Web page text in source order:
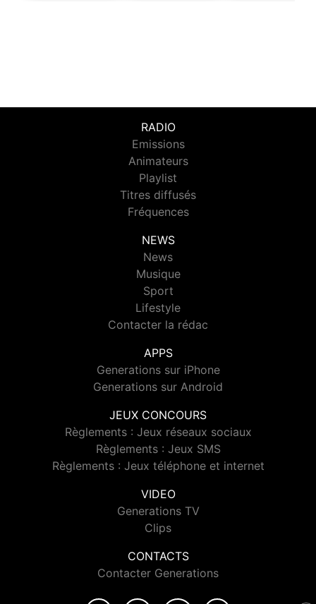
RADIO
Emissions
Animateurs
Playlist
Titres diffusés
Fréquences
NEWS
News
Musique
Sport
Lifestyle
Contacter la rédac
APPS
Generations sur iPhone
Generations sur Android
JEUX CONCOURS
Règlements : Jeux réseaux sociaux
Règlements : Jeux SMS
Règlements : Jeux téléphone et internet
VIDEO
Generations TV
Clips
CONTACTS
Contacter Generations